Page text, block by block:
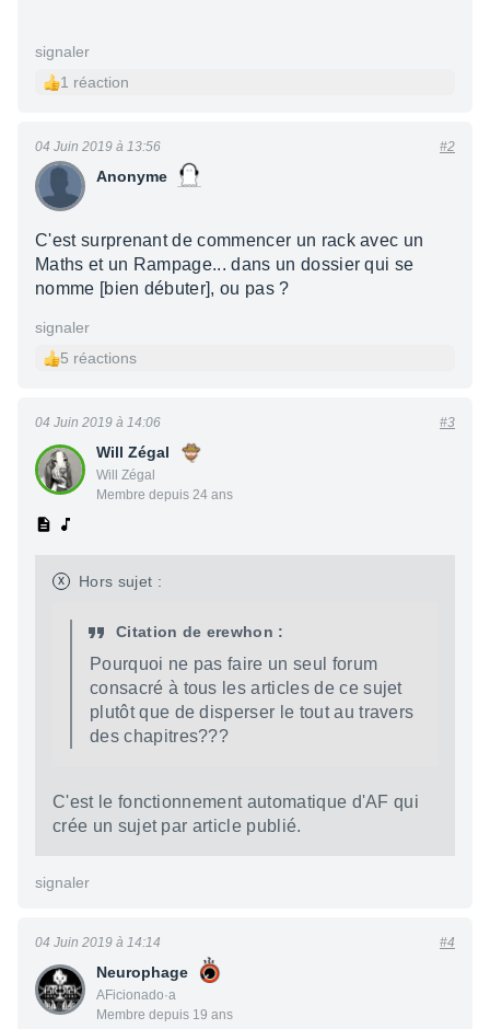
signaler
1 réaction
Anonyme
04 Juin 2019 à 13:56 #2
C'est surprenant de commencer un rack avec un
Maths et un Rampage... dans un dossier qui se
nomme [bien débuter], ou pas ?
signaler
5 réactions
Will Zégal
Will Zégal
Membre depuis 24 ans
04 Juin 2019 à 14:06 #3
x Hors sujet :
Citation de erewhon :
Pourquoi ne pas faire un seul forum
consacré à tous les articles de ce sujet
plutôt que de disperser le tout au travers
des chapitres???
C'est le fonctionnement automatique d'AF qui
crée un sujet par article publié.
signaler
Neurophage
AFicionado·a
Membre depuis 19 ans
04 Juin 2019 à 14:14 #4